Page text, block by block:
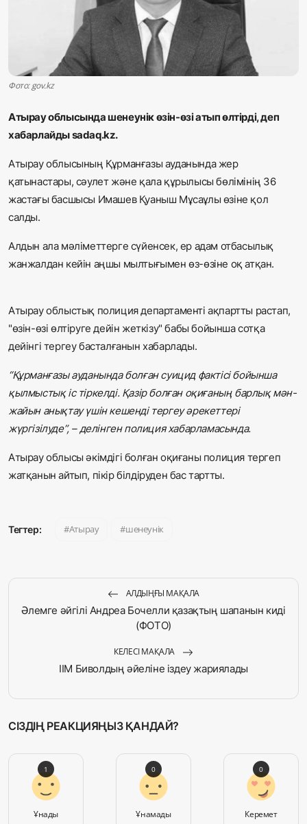
Спорт
Әлем
Журналистік зерттеу
Қазақ тілі
Фото: gov.kz
Атырау облысында шенеунік өзін-өзі атып өлтірді, деп
хабарлайды sadaq.kz.
Атырау облысының Құрманғазы ауданында жер
қатынастары, сәулет және қала құрылысы бөлімінің 36
жастағы басшысы Имашев Қуаныш Мұсаұлы өзіне қол
салды.
Алдын ала мәліметтерге сүйенсек, ер адам отбасылық
жанжалдан кейін аңшы мылтығымен өз-өзіне оқ атқан.
Атырау облыстық полиция департаменті ақпартты растап,
"өзін-өзі өлтіруге дейін жеткізу" бабы бойынша сотқа
дейінгі тергеу басталғанын хабарлады.
“Құрманғазы ауданында болған суицид фактісі бойынша
қылмыстық іс тіркелді. Қазір болған оқиғаның барлық мән-
жайын анықтау үшін кешенді тергеу әрекеттері
жүргізілуде”, – делінген полиция хабарламасында.
Атырау облысы әкімдігі болған оқиғаны полиция тергеп
жатқанын айтып, пікір білдіруден бас тартты.
Тегтер: Атырау шенеунік
АЛДЫҢҒЫ МАҚАЛА
Әлемге әйгілі Андреа Бочелли қазақтың шапанын киді
(ФОТО)
КЕЛЕСІ МАҚАЛА
ІІМ Биволдың әйеліне іздеу жариялады
СІЗДІҢ РЕАКЦИЯҢЫЗ ҚАНДАЙ?
Ұнады
1
Ұнамады
0
Керемет
0